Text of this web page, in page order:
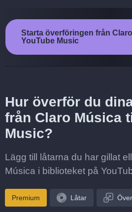
Starta överföringen från Claro
YouTube Music
Hur överför du
från Claro Música
Music?
Lägg till låtarna du har gillat
Música i biblioteket på
Premium Låtar